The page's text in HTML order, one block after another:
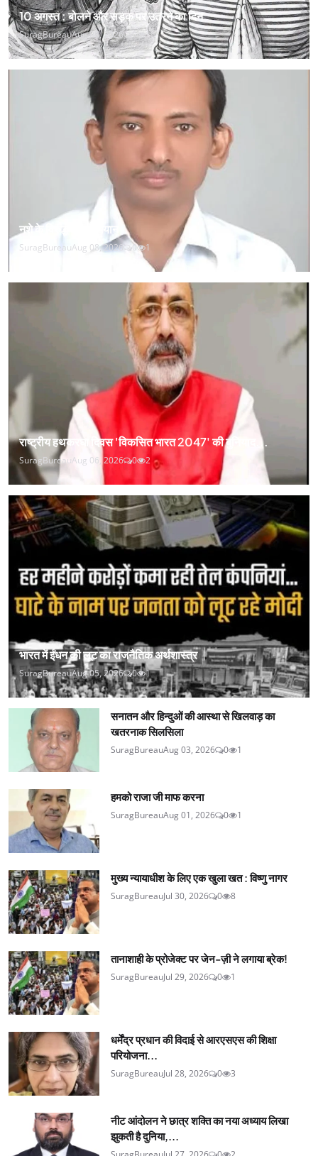
10 अगस्त : बोलने और सड़क पर उतरने का दिन
SuragBureauAug 08, 2026 0 1
नशे के विरुद्ध एक अभियान
SuragBureauAug 08, 2026 0 1
राष्ट्रीय हथकरघा दिवस 'विकसित भारत 2047' की बुनियाद...
SuragBureauAug 06, 2026 0 2
भारत में ईंधन की लूट का राजनैतिक अर्थशास्त्र
SuragBureauAug 05, 2026 0 1
सनातन और हिन्दुओं की आस्था से खिलवाड़ का
खतरनाक सिलसिला
SuragBureauAug 03, 2026 0 1
हमको राजा जी माफ करना
SuragBureauAug 01, 2026 0 1
मुख्य न्यायाधीश के लिए एक खुला खत : विष्णु नागर
SuragBureauJul 30, 2026 0 8
तानाशाही के प्रोजेक्ट पर जेन-ज़ी ने लगाया ब्रेक!
SuragBureauJul 29, 2026 0 1
धर्मेंद्र प्रधान की विदाई से आरएसएस की शिक्षा
परियोजना...
SuragBureauJul 28, 2026 0 3
नीट आंदोलन ने छात्र शक्ति का नया अध्याय लिखा
झुकती है दुनिया,...